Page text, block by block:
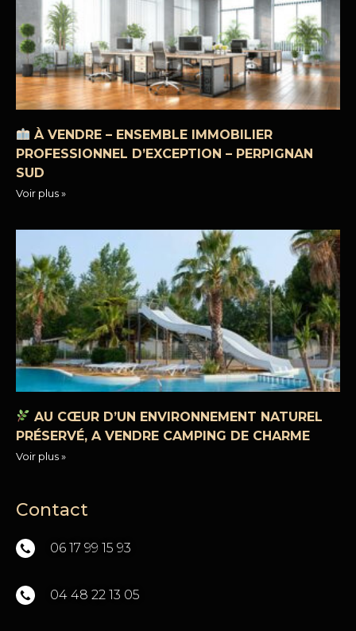
À VENDRE – ENSEMBLE IMMOBILIER
PROFESSIONNEL D’EXCEPTION – PERPIGNAN
SUD
Voir plus »
AU CŒUR D’UN ENVIRONNEMENT NATUREL
PRÉSERVÉ, A VENDRE CAMPING DE CHARME
Voir plus »
Contact
06 17 99 15 93
04 48 22 13 05